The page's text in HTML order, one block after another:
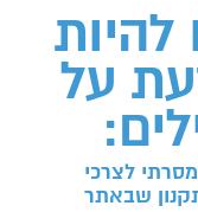
להיות
על
לצרכי
שבאתר